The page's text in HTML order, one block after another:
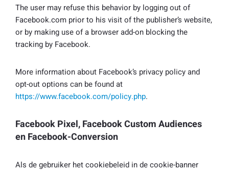
The user may refuse this behavior by logging out of
Facebook.com prior to his visit of the publisher’s website,
or by making use of a browser add-on blocking the
tracking by Facebook.
More information about Facebook’s privacy policy and
opt-out options can be found at
https://www.facebook.com/policy.php.
Facebook Pixel, Facebook Custom Audiences
en Facebook-Conversion
Als de gebruiker het cookiebeleid in de cookie-banner